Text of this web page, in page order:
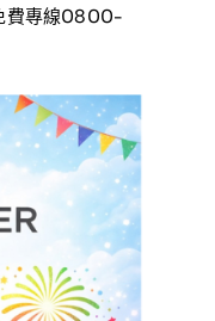
費專線0800-